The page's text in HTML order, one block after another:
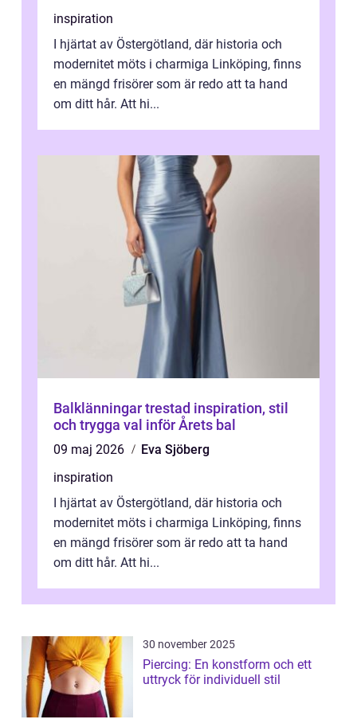
inspiration
I hjärtat av Östergötland, där historia och
modernitet möts i charmiga Linköping, finns
en mängd frisörer som är redo att ta hand
om ditt hår. Att hi...
Balklänningar trestad inspiration, stil
och trygga val inför Årets bal
09 maj 2026
Eva Sjöberg
inspiration
I hjärtat av Östergötland, där historia och
modernitet möts i charmiga Linköping, finns
en mängd frisörer som är redo att ta hand
om ditt hår. Att hi...
30 november 2025
Piercing: En konstform och ett
uttryck för individuell stil